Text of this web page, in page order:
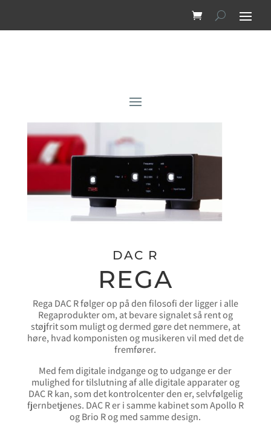
DAC R
REGA
Rega DAC R følger op på den filosofi der ligger i alle
Regaprodukter om, at bevare signalet så rent og
støjfrit som muligt og dermed gøre det nemmere, at
høre, hvad komponisten og musikeren vil med det de
fremfører.
Med fem digitale indgange og to udgange er der
mulighed for tilslutning af alle digitale apparater og
DAC R kan, som det kontrolcenter den er, selvfølgelig
fjernbetjenes. DAC R er i samme kabinet som Apollo R
og Brio R og med samme design.